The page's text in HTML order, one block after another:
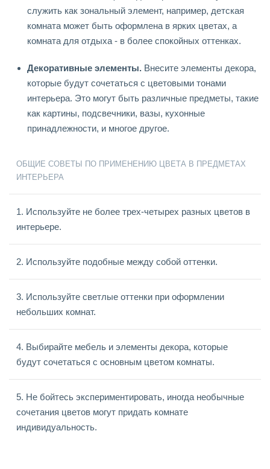
служить как зональный элемент, например, детская
комната может быть оформлена в ярких цветах, а
комната для отдыха - в более спокойных оттенках.
Декоративные элементы. Внесите элементы декора,
которые будут сочетаться с цветовыми тонами
интерьера. Это могут быть различные предметы, такие
как картины, подсвечники, вазы, кухонные
принадлежности, и многое другое.
ОБЩИЕ СОВЕТЫ ПО ПРИМЕНЕНИЮ ЦВЕТА В ПРЕДМЕТАХ
ИНТЕРЬЕРА
1. Используйте не более трех-четырех разных цветов в
интерьере.
2. Используйте подобные между собой оттенки.
3. Используйте светлые оттенки при оформлении
небольших комнат.
4. Выбирайте мебель и элементы декора, которые
будут сочетаться с основным цветом комнаты.
5. Не бойтесь экспериментировать, иногда необычные
сочетания цветов могут придать комнате
индивидуальность.